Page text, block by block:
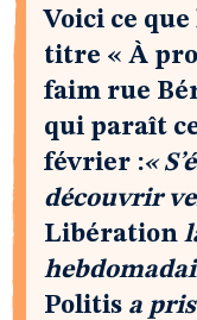
Voici ce que
titre « À
faim rue
qui paraît
février :«
découvrir
Libération
Politis a